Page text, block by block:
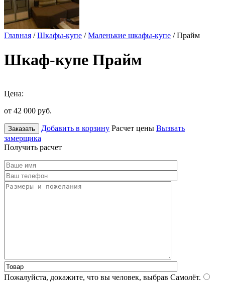
Главная /Шкафы-купе /Маленькие шкафы-купе / Прайм
Шкаф-купе Прайм
Цена:
от 42 000 руб.
Заказать Добавить в корзину Расчет цены Вызвать
замерщика
Получить расчет
Пожалуйста, докажите, что вы человек, выбрав Самолёт.